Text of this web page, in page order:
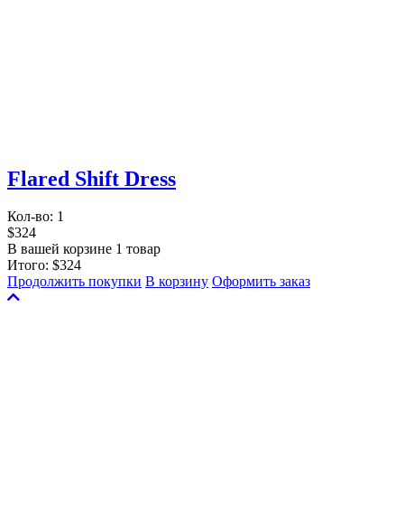
Flared Shift Dress
Кол-во: 1
$324
В вашей корзине 1 товар
Итого: $324
Продолжить покупки В корзину Оформить заказ